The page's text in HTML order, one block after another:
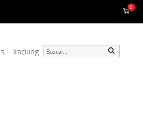
0
Tracking